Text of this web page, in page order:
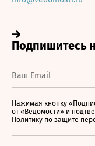
Нажимая кнопку
от «Ведомости» и
Политику по защите